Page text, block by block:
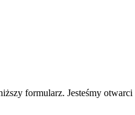
formularz. Jesteśmy